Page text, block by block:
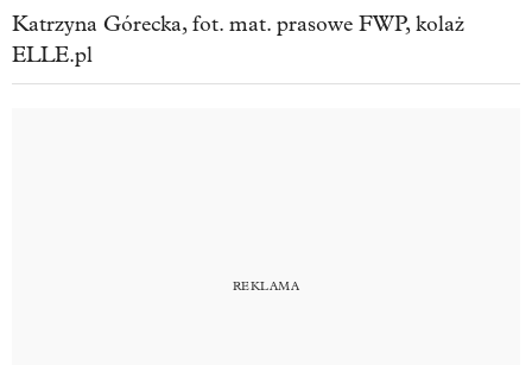
Katrzyna Górecka, fot. mat. prasowe FWP, kolaż
ELLE.pl